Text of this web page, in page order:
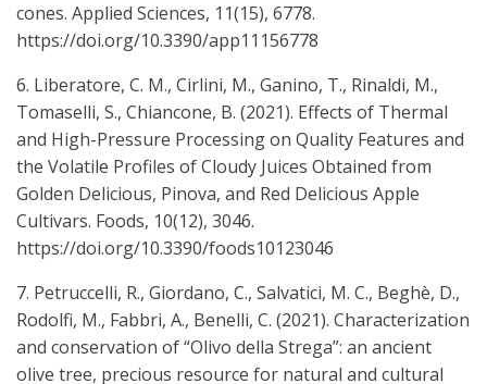
cones. Applied Sciences, 11(15), 6778.
https://doi.org/10.3390/app11156778
6. Liberatore, C. M., Cirlini, M., Ganino, T., Rinaldi, M.,
Tomaselli, S., Chiancone, B. (2021). Effects of Thermal
and High-Pressure Processing on Quality Features and
the Volatile Profiles of Cloudy Juices Obtained from
Golden Delicious, Pinova, and Red Delicious Apple
Cultivars. Foods, 10(12), 3046.
https://doi.org/10.3390/foods10123046
7. Petruccelli, R., Giordano, C., Salvatici, M. C., Beghè, D.,
Rodolfi, M., Fabbri, A., Benelli, C. (2021). Characterization
and conservation of “Olivo della Strega”: an ancient
olive tree, precious resource for natural and cultural